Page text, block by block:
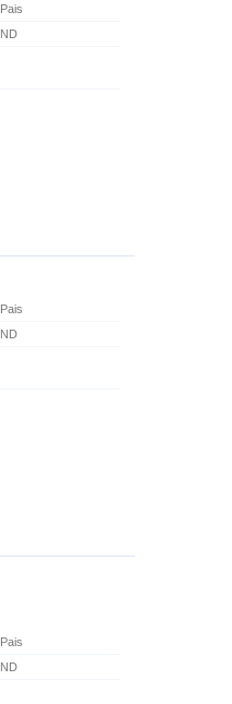
Pais
ND
Pais
ND
Pais
ND